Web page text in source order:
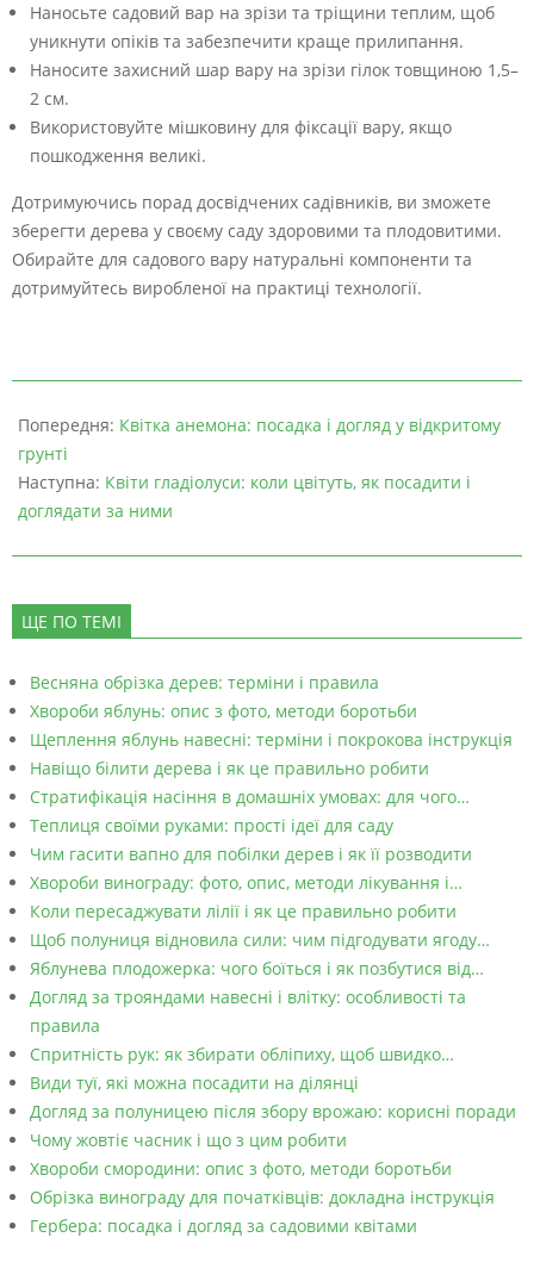
Наносьте садовий вар на зрізи та тріщини теплим, щоб
уникнути опіків та забезпечити краще прилипання.
Наносите захисний шар вару на зрізи гілок товщиною 1,5–
2 см.
Використовуйте мішковину для фіксації вару, якщо
пошкодження великі.
Дотримуючись порад досвідчених садівників, ви зможете
зберегти дерева у своєму саду здоровими та плодовитими.
Обирайте для садового вару натуральні компоненти та
дотримуйтесь виробленої на практиці технології.
Попередня: Квітка анемона: посадка і догляд у відкритому
грунті
Наступна: Квіти гладіолуси: коли цвітуть, як посадити і
доглядати за ними
ЩЕ ПО ТЕМІ
Весняна обрізка дерев: терміни і правила
Хвороби яблунь: опис з фото, методи боротьби
Щеплення яблунь навесні: терміни і покрокова інструкція
Навіщо білити дерева і як це правильно робити
Стратифікація насіння в домашніх умовах: для чого…
Теплиця своїми руками: прості ідеї для саду
Чим гасити вапно для побілки дерев і як її розводити
Хвороби винограду: фото, опис, методи лікування і…
Коли пересаджувати лілії і як це правильно робити
Щоб полуниця відновила сили: чим підгодувати ягоду…
Яблунева плодожерка: чого боїться і як позбутися від…
Догляд за трояндами навесні і влітку: особливості та
правила
Спритність рук: як збирати обліпиху, щоб швидко…
Види туї, які можна посадити на ділянці
Догляд за полуницею після збору врожаю: корисні поради
Чому жовтіє часник і що з цим робити
Хвороби смородини: опис з фото, методи боротьби
Обрізка винограду для початківців: докладна інструкція
Гербера: посадка і догляд за садовими квітами